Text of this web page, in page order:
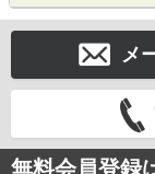
メ
無料会員登録